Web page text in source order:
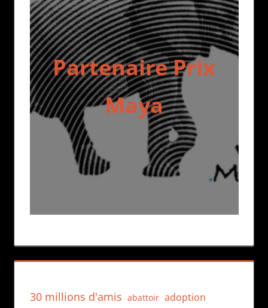
Partenaire Prix
Maya
30 millions d'amis abattoir adoption